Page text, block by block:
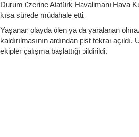
Durum üzerine Atatürk Havalimanı Hava
kısa sürede müdahale etti.
Yaşanan olayda ölen ya da yaralanan
kaldırılmasının ardından pist tekrar
ekipler çalışma başlattığı bildirildi.